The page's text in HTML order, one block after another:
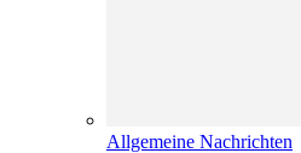
Allgemeine Nachrichten